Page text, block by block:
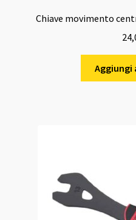
Chiave movimento
Aggiungi